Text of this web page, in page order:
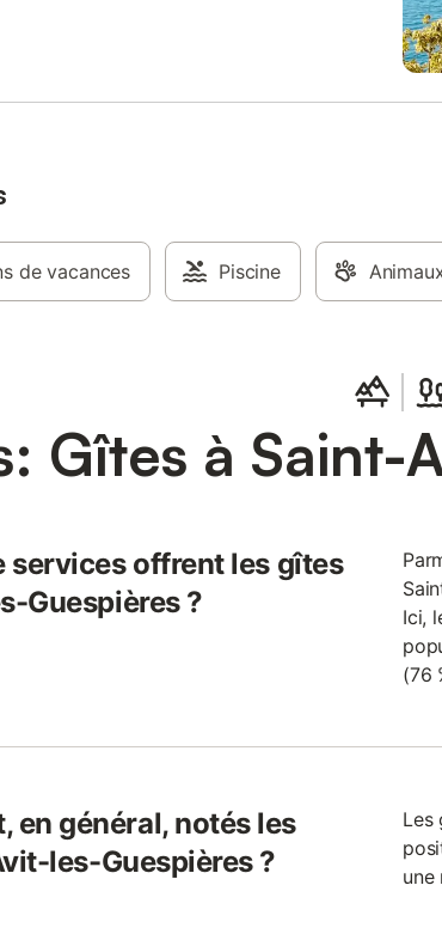
l'après-shampoing; gel douche seront mis
de vacances Piscine
Gîtes à
services offrent les gîtes
Guespières ?
Ici,
(76
en général, notés les
les-Guespières ?
Les
une